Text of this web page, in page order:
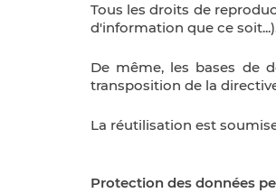
Tous les droits de
d'information que ce
De même, les bases de
transposition de la
La réutilisation est
Protection des données